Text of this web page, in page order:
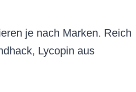
je nach Marken. Reich
Lycopin aus